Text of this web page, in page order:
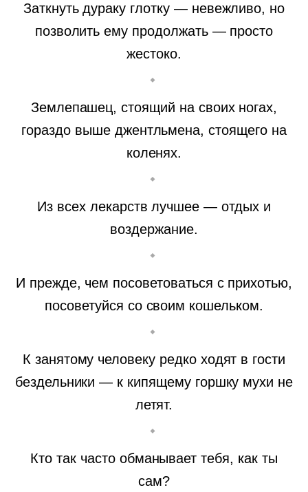
Заткнуть дураку глотку — невежливо, но
позволить ему продолжать — просто
жестоко.
Землепашец, стоящий на своих ногах,
гораздо выше джентльмена, стоящего на
коленях.
Из всех лекарств лучшее — отдых и
воздержание.
И прежде, чем посоветоваться с прихотью,
посоветуйся со своим кошельком.
К занятому человеку редко ходят в гости
бездельники — к кипящему горшку мухи не
летят.
Кто так часто обманывает тебя, как ты
сам?